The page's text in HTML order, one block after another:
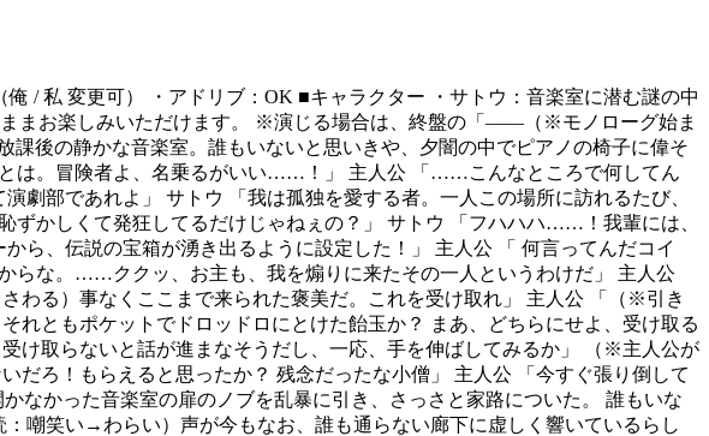
/ 私 変更可） ・アドリブ：OK ■キャラクター ・サトウ：音楽室に潜む謎の中
まお楽しみいただけます。 ※演じる場合は、終盤の「――（※モノローグ始ま
後の静かな音楽室。誰もいないと思いきや、夕闇の中でピアノの椅子に偉そ
は。冒険者よ、名乗るがいい……！」 主人公 「……こんなところで何してん
部であれよ」 サトウ 「我は孤独を愛する者。一人この場所に訪れるたび、
かしくて発狂してるだけじゃねぇの？」 サトウ 「フハハハ……！我輩には、
、伝説の宝箱が湧き出るように設定した！」 主人公 「 何言ってんだコイ
らな。……ククッ、お主も、我を煽りに来たその一人というわけだ」 主人公
る）事なくここまで来られた褒美だ。これを受け取れ」 主人公 「（※引き
ともポケットでドロッドロにとけた飴玉か？ まあ、どちらにせよ、受け取る
取らないと話が進まなそうだし、一応、手を伸ばしてみるか」 （※主人公が
だろ！もらえると思ったか？ 残念だったな小僧」 主人公 「今すぐ張り倒して
かった音楽室の扉のノブを乱暴に引き、さっさと家路についた。 誰もいな
嘲笑い→わらい）声が今もなお、誰も通らない廊下に虚しく響いているらし